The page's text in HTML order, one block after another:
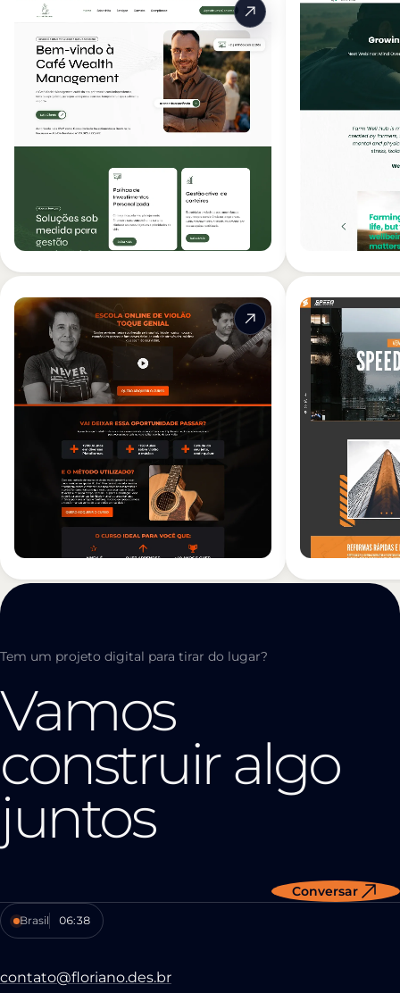
Tem um projeto digital para tirar do lugar?
Vamos
construir algo
juntos
Conversar
Brasil 06:38
contato@floriano.des.br